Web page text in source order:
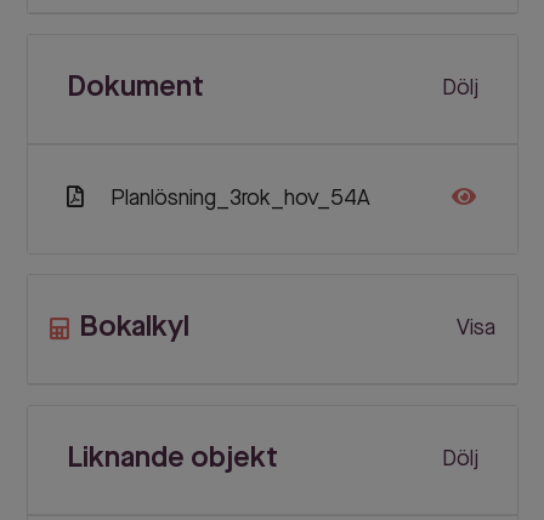
Dokument Dölj
Planlösning_3rok_hov_54A
Bokalkyl Visa
Liknande objekt Dölj